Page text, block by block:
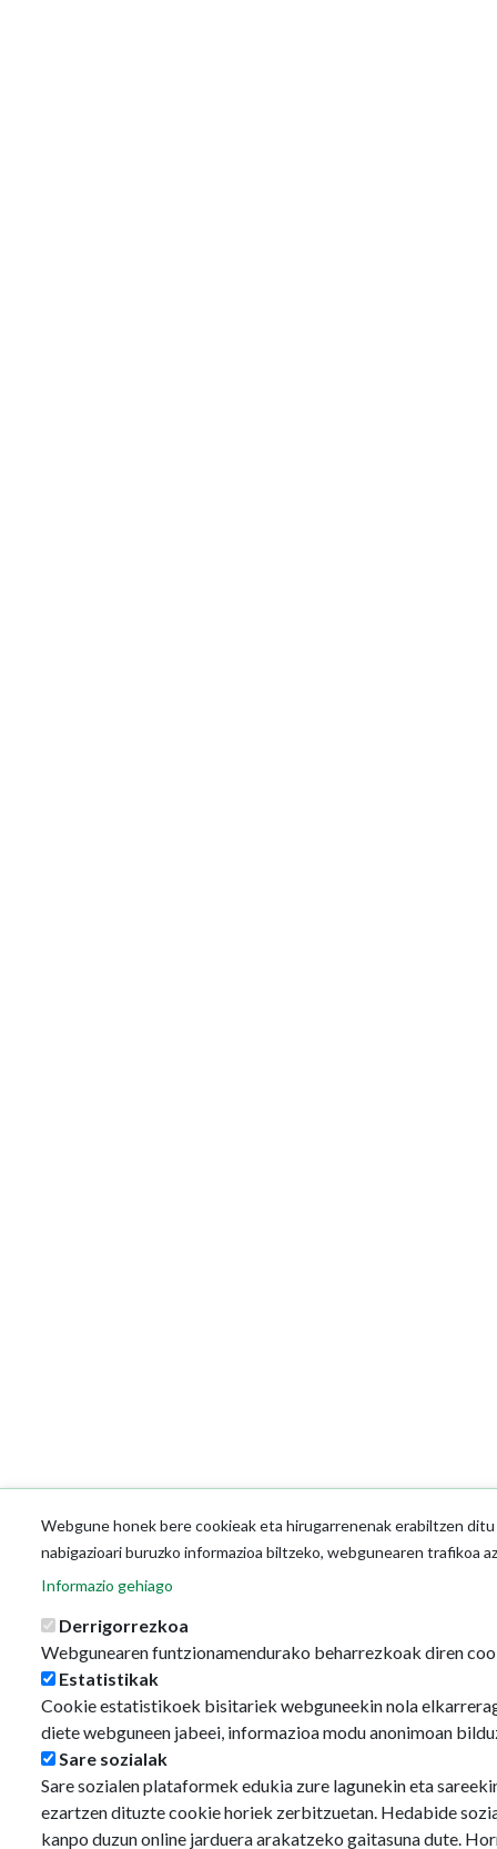
Webgune honek bere cookieak eta hirugarrenenak erabiltzen
nabigazioari buruzko informazioa biltzeko, webgunearen trafikoa
Informazio gehiago
Derrigorrezkoa
Webgunearen funtzionamendurako beharrezkoak diren
Estatistikak
Cookie estatistikoek bisitariek webguneekin nola
diete webguneen jabeei, informazioa modu anonimoan
Sare sozialak
Sare sozialen plataformek edukia zure lagunekin eta
ezartzen dituzte cookie horiek zerbitzuetan. Hedabide
kanpo duzun online jarduera arakatzeko gaitasuna dute.